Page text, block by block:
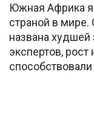
Южная Африка
страной в
названа худшей
экспертов,